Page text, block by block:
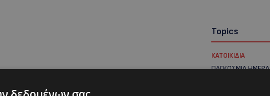
Topics
ΚΑΤΟΙΚΙΔΙΑ
ΠΑΓΚΟΣΜΙΑ ΗΜΕΡΑ